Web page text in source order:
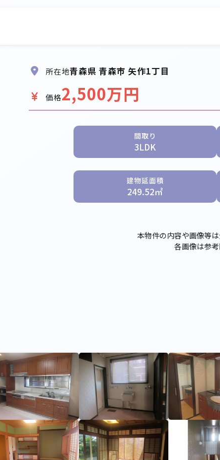
所在地青森県 青森市 矢作1丁目
価格2,500万円
間取り
3LDK
建物延面積
249.52㎡
本物件の内容や画像等
各画像は参